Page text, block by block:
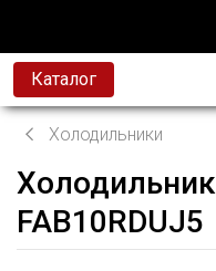
Каталог
Холодильники
FAB10RDUJ5